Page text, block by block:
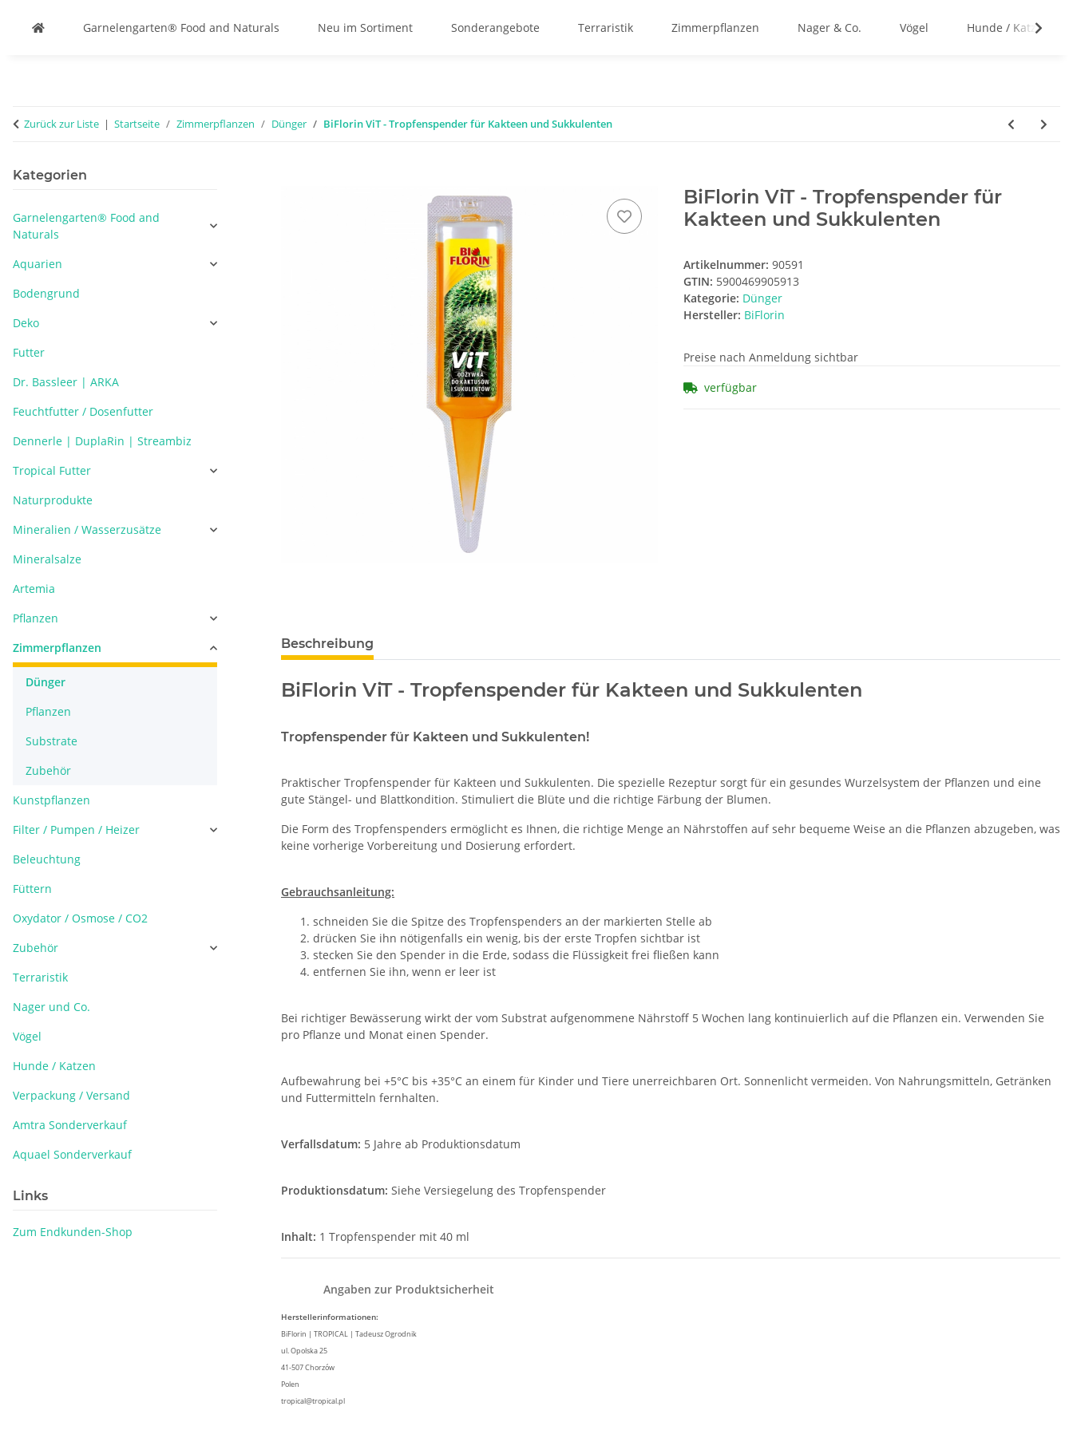
Garnelengarten® Food and Naturals Neu im Sortiment Sonderangebote Terraristik Zimmerpflanzen Nager & Co. Vögel Hunde / Katzen
Zurück zur Liste Startseite Zimmerpflanzen Dünger BiFlorin ViT - Tropfenspender für Kakteen und Sukkulenten
BiFlorin ViT - Tropfenspender für
Kakteen und Sukkulenten
Artikelnummer: 90591
GTIN: 5900469905913
Kategorie: Dünger
Hersteller: BiFlorin
Preise nach Anmeldung sichtbar
verfügbar
Beschreibung
BiFlorin ViT - Tropfenspender für Kakteen und Sukkulenten
Tropfenspender für Kakteen und Sukkulenten!
Praktischer Tropfenspender für Kakteen und Sukkulenten. Die spezielle Rezeptur sorgt für ein gesundes Wurzelsystem der Pflanzen und eine
gute Stängel- und Blattkondition. Stimuliert die Blüte und die richtige Färbung der Blumen.
Die Form des Tropfenspenders ermöglicht es Ihnen, die richtige Menge an Nährstoffen auf sehr bequeme Weise an die Pflanzen abzugeben, was
keine vorherige Vorbereitung und Dosierung erfordert.
Gebrauchsanleitung:
schneiden Sie die Spitze des Tropfenspenders an der markierten Stelle ab
drücken Sie ihn nötigenfalls ein wenig, bis der erste Tropfen sichtbar ist
stecken Sie den Spender in die Erde, sodass die Flüssigkeit frei fließen kann
entfernen Sie ihn, wenn er leer ist
Bei richtiger Bewässerung wirkt der vom Substrat aufgenommene Nährstoff 5 Wochen lang kontinuierlich auf die Pflanzen ein. Verwenden Sie
pro Pflanze und Monat einen Spender.
Aufbewahrung bei +5°C bis +35°C an einem für Kinder und Tiere unerreichbaren Ort. Sonnenlicht vermeiden. Von Nahrungsmitteln, Getränken
und Futtermitteln fernhalten.
Verfallsdatum: 5 Jahre ab Produktionsdatum
Produktionsdatum: Siehe Versiegelung des Tropfenspender
Inhalt: 1 Tropfenspender mit 40 ml
Angaben zur Produktsicherheit
Herstellerinformationen:
BiFlorin | TROPICAL | Tadeusz Ogrodnik
ul. Opolska 25
41-507 Chorzów
Polen
tropical@tropical.pl
Kategorien
Garnelengarten® Food and
Naturals
Aquarien
Bodengrund
Deko
Futter
Dr. Bassleer | ARKA
Feuchtfutter / Dosenfutter
Dennerle | DuplaRin | Streambiz
Tropical Futter
Naturprodukte
Mineralien / Wasserzusätze
Mineralsalze
Artemia
Pflanzen
Zimmerpflanzen
Dünger
Pflanzen
Substrate
Zubehör
Kunstpflanzen
Filter / Pumpen / Heizer
Beleuchtung
Füttern
Oxydator / Osmose / CO2
Zubehör
Terraristik
Nager und Co.
Vögel
Hunde / Katzen
Verpackung / Versand
Amtra Sonderverkauf
Aquael Sonderverkauf
Links
Zum Endkunden-Shop